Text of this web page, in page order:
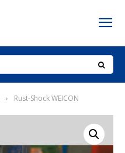
Rust-Shock WEICON